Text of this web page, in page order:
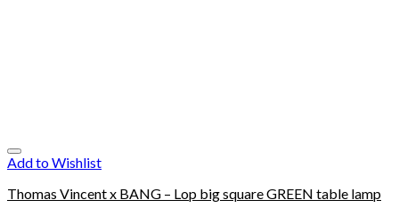
Add to Wishlist
Thomas Vincent x BANG – Lop big square GREEN table lamp